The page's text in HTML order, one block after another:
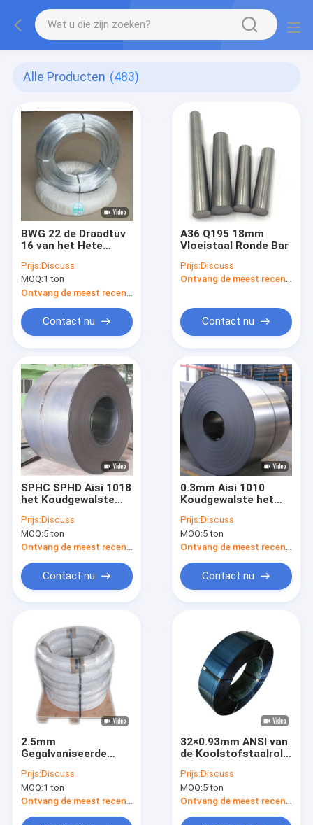
Alle Producten (483)
BWG 22 de Draadtuv
16 van het Hete
Gegalvaniseerde
Staal
Gegalvaniseerde
Maat
Prijs:Discuss
MOQ:1 ton
Contact nu
A36 Q195 18mm
Vloeistaal Ronde Bar
Prijs:Discuss
Ontvang de meest recente Prijs
Contact nu
SPHC SPHD Aisi 1018
het Koudgewalste
van de Staalrol
StW22 U
Prijs:Discuss
MOQ:5 ton
Contact nu
0.3mm Aisi 1010
Koudgewalste het
van de Staals235 Rol
Prijs:Discuss
MOQ:5 ton
Contact nu
2.5mm
Gegalvaniseerde
Staaldraad Maat
Gegalvaniseerde
Draad voor Hanger
Prijs:Discuss
MOQ:1 ton
Ontvang de meest recente Prijs
32×0.93mm ANSI van
de Koolstofstaalrol
Verminderde
Koolstofstaal
Vastbinden
Prijs:Discuss
MOQ:5 ton
Ontvang de meest recente Prijs